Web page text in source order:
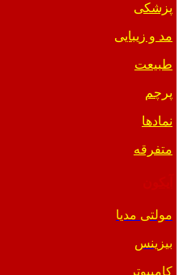
پزشکی
مد و زیبایی
طبیعت
پرچم
نمادها
متفرقه
مولتی مدیا
بیزینس
کامپیوتر